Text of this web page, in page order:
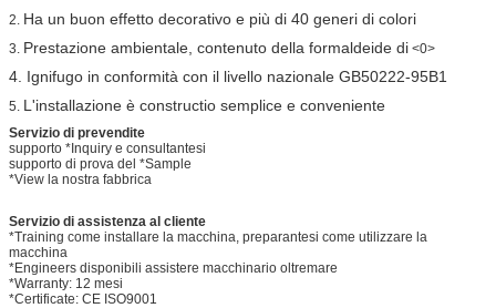
2. Ha un buon effetto decorativo e più di 40 generi di colori
3. Prestazione ambientale, contenuto della formaldeide di <0>
4. Ignifugo in conformità con il livello nazionale GB50222-95B1
5. L'installazione è constructio semplice e conveniente
Servizio di prevendite
supporto *Inquiry e consultantesi
supporto di prova del *Sample
*View la nostra fabbrica
Servizio di assistenza al cliente
*Training come installare la macchina, preparantesi come utilizzare la
macchina
*Engineers disponibili assistere macchinario oltremare
*Warranty: 12 mesi
*Certificate: CE ISO9001